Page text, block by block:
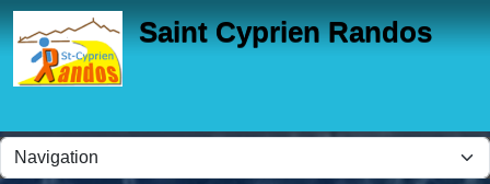
Saint Cyprien Randos
Panneau de gestion des cookies